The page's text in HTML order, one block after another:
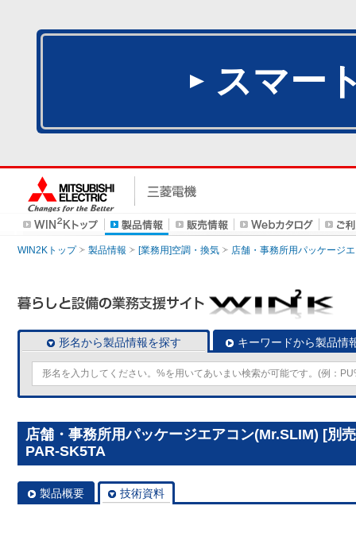
スマー
WIN2Kトップ 製品情報 [業務用]空調・換気 店舗・事務所用パッケージ
形名から製品情報を探す キーワードから製品情
店舗・事務所用パッケージエアコン(Mr.SLIM) [別
PAR-SK5TA
製品概要 技術資料